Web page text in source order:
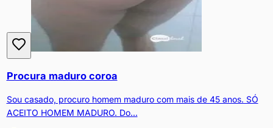
Procura maduro coroa
Sou casado, procuro homem maduro com mais de 45 anos. SÓ
ACEITO HOMEM MADURO. Do...